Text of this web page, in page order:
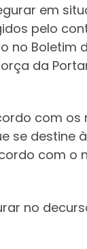
em
pelo
no Boletim
da
com os
se destine
com o
no